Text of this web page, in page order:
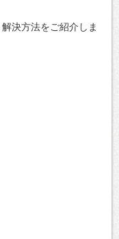
解決方法をご紹介しま